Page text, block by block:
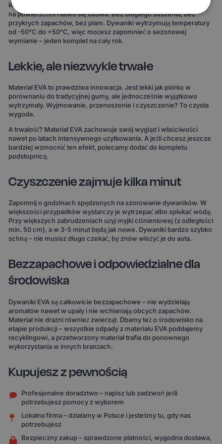
Rozlana kawa, błoto po deszczu, śnieg z butów – wszystko zostaje
na powierzchni i łatwo się usuwa. Bez długiego suszenia, bez
przykrych zapachów, bez plam. Dywaniki wytrzymują temperatury
od -50°C do +50°C, więc możesz zapomnieć o sezonowej
wymianie – jeden komplet na cały rok.
Lekkie, ale niezwykle trwałe
Materiał EVA to prawdziwa innowacja. Jest lekki jak piórko w
porównaniu do tradycyjnej gumy, ale jednocześnie wyjątkowo
wytrzymały. Wyjmowanie, przenoszenie i czyszczenie? To czysta
wygoda.
A trwałość? Materiał EVA zachowuje swój wygląd i właściwości
nawet po latach intensywnego użytkowania. A jeśli chcesz jeszcze
bardziej wzmocnić ten efekt, polecamy dodać do kompletu
podstopnicę.
Czyszczenie zajmuje kilka minut
Zapomnij o godzinach spędzonych na szorowanie dywaników. W
większości przypadków wystarczy je wytrzepać albo spłukać wodą.
Przy większych zabrudzeniach użyj myjki ciśnieniowej (z odległości
min. 50 cm), a w 3-5 minut będą jak nowe. Dywaniki bardzo szybko
schną – nie musisz długo czekać, by znów włożyć je do auta.
Bezzapachowe i odpowiedzialne dla
środowiska
Dywaniki EVA są całkowicie bezzapachowe – nie wydzielają
aromatów nawet w upały i nie wchłaniają obcych zapachów.
Materiał nie drażni również zwierząt. Dbamy też o środowisko na
etapie produkcji – wszystkie odpady z materiału EVA poddajemy
recyklingowi, a przetworzony materiał trafia do ponownego
wykorzystania w innych branżach.
Kupujesz z pewnością
Profesjonalne doradztwo – napisz lub zadzwoń jeśli
potrzebujesz pomocy z wyborem
Lokalna firma – działamy w Polsce i jesteśmy tu, gdy nas
potrzebujesz
Bezpieczny zakup – sprawdzone płatności, wygodna dostawa,